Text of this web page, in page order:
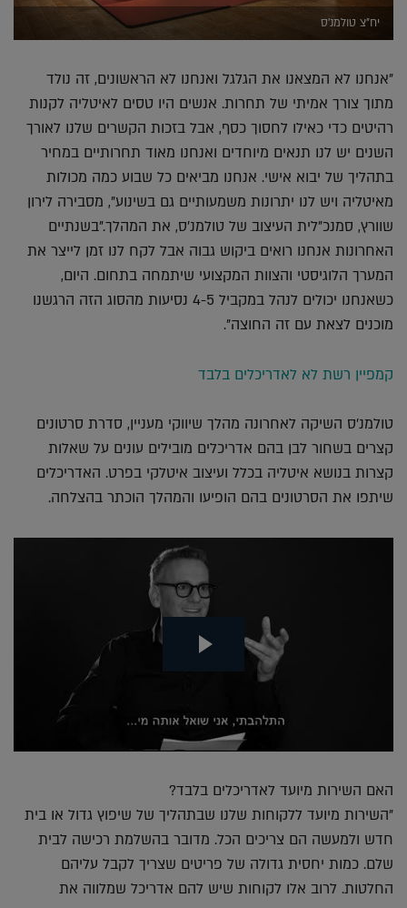
יח"צ טולמנ'ס
"אנחנו לא המצאנו את הגלגל ואנחנו לא הראשונים, זה נולד
מתוך צורך אמיתי של תחרות. אנשים היו טסים לאיטליה לקנות
רהיטים כדי כאילו לחסוך כסף, אבל בזכות הקשרים שלנו לאורך
השנים יש לנו תנאים מיוחדים ואנחנו מאוד תחרותיים במחיר
בתהליך של יבוא אישי. אנחנו מביאים כל שבוע כמה מכולות
מאיטליה ויש לנו יתרונות משמעותיים גם בשינוע", מסבירה לירון
שוורץ, סמנכ"לית העיצוב של טולמנ'ס, את המהלך."בשנתיים
האחרונות אנחנו רואים ביקוש גבוה אבל לקח לנו זמן לייצר את
המערך הלוגיסטי והצוות המקצועי שיתמחה בתחום. היום,
כשאנחנו יכולים לנהל במקביל 4-5 נסיעות מהסוג הזה הרגשנו
מוכנים לצאת עם זה החוצה".
קמפיין רשת לא לאדריכלים בלבד
טולמנ'ס השיקה לאחרונה מהלך שיווקי מעניין, סדרת סרטונים
קצרים בשחור לבן בהם אדריכלים מובילים עונים על שאלות
קצרות בנושא איטליה בכלל ועיצוב איטלקי בפרט. האדריכלים
שיתפו את הסרטונים בהם הופיעו והמהלך הוכתר בהצלחה.
האם השירות מיועד לאדריכלים בלבד?
"השירות מיועד ללקוחות שלנו שבתהליך של שיפוץ גדול או בית
חדש ולמעשה הם צריכים הכל. מדובר בהשלמת רכישה לבית
שלם. כמות יחסית גדולה של פריטים שצריך לקבל עליהם
החלטות. לרוב אלו לקוחות שיש להם אדריכל שמלווה את